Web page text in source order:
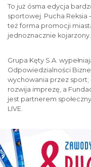
To już ósma edycja
sportowej. Pucha Reksia
też forma promocji
jednoznacznie kojarzony.
Grupa Kęty S.A.
Odpowiedzialności
wychowania przez sport;
rozwija imprezę, a
jest partnerem
LIVE.